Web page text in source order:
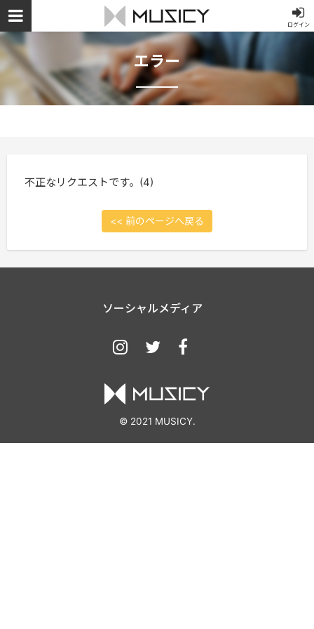
ログイン
エラー
不正なリクエストです。(4)
<< 前のページへ戻る
ソーシャルメディア
© 2021 MUSICY.